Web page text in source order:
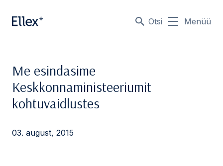
Otsi Menüü
Me esindasime
Keskkonnaministeeriumit
kohtuvaidlustes
03. august, 2015